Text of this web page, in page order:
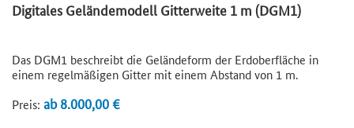
Digitales Geländemodell Gitterweite 1 m (DGM1)
Das DGM1 beschreibt die Geländeform der Erdoberfläche in
einem regelmäßigen Gitter mit einem Abstand von 1 m.
Preis: ab 8.000,00 €